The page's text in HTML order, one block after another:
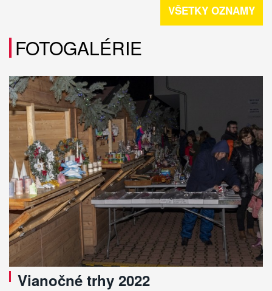
VŠETKY OZNAMY
FOTOGALÉRIE
Vianočné trhy 2022